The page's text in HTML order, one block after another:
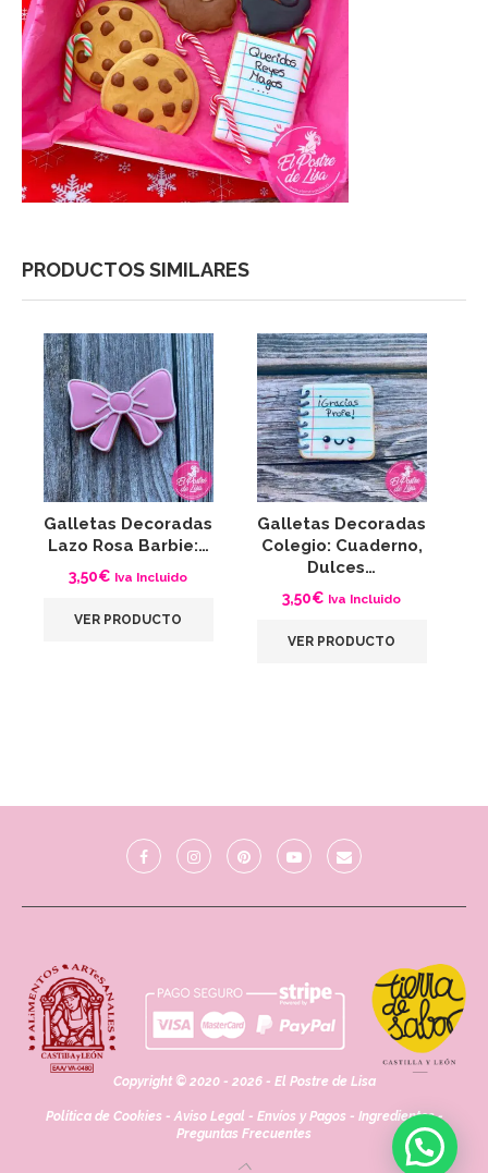
PRODUCTOS SIMILARES
Galletas Decoradas
Lazo Rosa Barbie:…
3,50€ Iva Incluido
VER PRODUCTO
Galletas Decoradas
Colegio: Cuaderno,
Dulces…
3,50€ Iva Incluido
VER PRODUCTO
Copyright © 2020 - 2026 - El Postre de Lisa
Política de Cookies -Aviso Legal - Envíos y Pagos - Ingredientes-
Preguntas Frecuentes